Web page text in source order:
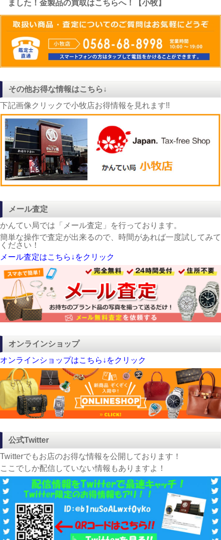
ました！金製品の買取はこちらへ！【小牧】
その他お得な情報はこちら↓
下記画像クリックで小牧店お得情報を見れます!!
メール査定
かんてい局では「メール査定」を行っております。
簡単な操作で査定が出来るので、時間があれば一度試してみて
ください！
メール査定はこちら↓をクリック
オンラインショップ
オンラインショップはこちら↓をクリック
公式Twitter
Twitterでもお店のお得な情報を公開しております！
ここでしか配信していない情報もありますよ！